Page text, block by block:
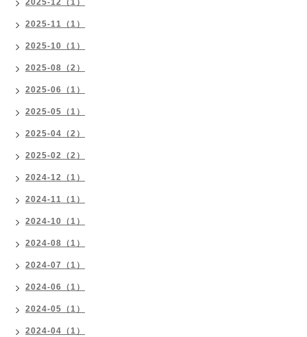
2025-12（1）
2025-11（1）
2025-10（1）
2025-08（2）
2025-06（1）
2025-05（1）
2025-04（2）
2025-02（2）
2024-12（1）
2024-11（1）
2024-10（1）
2024-08（1）
2024-07（1）
2024-06（1）
2024-05（1）
2024-04（1）